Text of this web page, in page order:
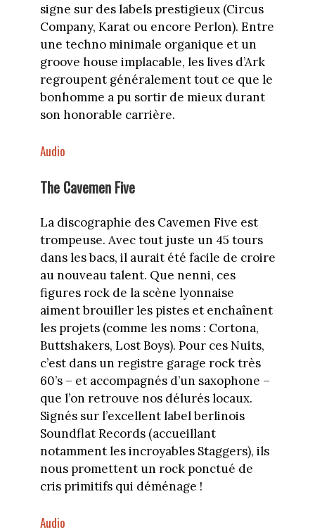
signe sur des labels prestigieux (Circus
Company, Karat ou encore Perlon). Entre
une techno minimale organique et un
groove house implacable, les lives d’Ark
regroupent généralement tout ce que le
bonhomme a pu sortir de mieux durant
son honorable carrière.
Audio
The Cavemen Five
La discographie des Cavemen Five est
trompeuse. Avec tout juste un 45 tours
dans les bacs, il aurait été facile de croire
au nouveau talent. Que nenni, ces
figures rock de la scène lyonnaise
aiment brouiller les pistes et enchaînent
les projets (comme les noms : Cortona,
Buttshakers, Lost Boys). Pour ces Nuits,
c’est dans un registre garage rock très
60’s – et accompagnés d’un saxophone –
que l’on retrouve nos délurés locaux.
Signés sur l’excellent label berlinois
Soundflat Records (accueillant
notamment les incroyables Staggers), ils
nous promettent un rock ponctué de
cris primitifs qui déménage !
Audio